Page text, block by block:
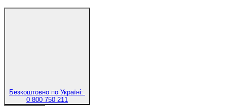
Безкоштовно по Україні:
0 800 750 211